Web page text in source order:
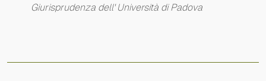
Giurisprudenza dell' Università di Padova